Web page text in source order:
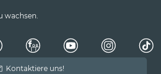
wachsen.
Kontaktiere uns!